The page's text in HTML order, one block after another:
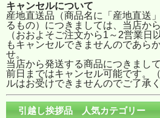
キャンセルについて
産地直送品（商品名に「産地直送
るもの）につきましては、当店か
（おおよそご注文から1～2営業日
もキャンセルできませんのであら
せ。
当店から発送する商品につきまし
前日まではキャンセル可能です。
ルはお受けできませんのでご了承
引越し挨拶品 人気カテゴリー